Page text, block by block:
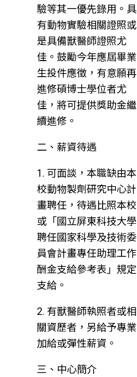
驗等其一優先錄用。具
有動物實驗相關證照或
是具備獸醫師證照尤
佳。鼓勵今年應屆畢業
生投件應徵，有意願再
進修碩博士學位者尤
佳，將可提供獎助金繼
續進修。
二、薪資待遇
1. 可面談，本職缺由本
校動物製劑研究中心計
畫聘任，待遇比照本校
或「國立屏東科技大學
聘任國家科學及技術委
員會計畫專任助理工作
酬金支給參考表」規定
支給。
2. 有獸醫師執照者或相
關資歷者，另給予專業
加給或彈性薪資。
三、中心簡介